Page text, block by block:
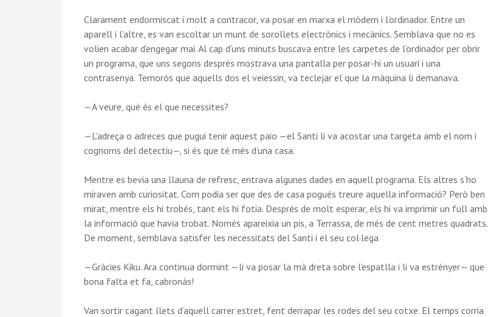
Clarament endormiscat i molt a contracor, va posar en marxa el mòdem i l’ordinador. Entre un
aparell i l’altre, es van escoltar un munt de sorollets electrònics i mecànics. Semblava que no es
volien acabar d’engegar mai. Al cap d’uns minuts buscava entre les carpetes de l’ordinador per obrir
un programa, que uns segons després mostrava una pantalla per posar-hi un usuari i una
contrasenya. Temorós que aquells dos el veiessin, va teclejar el que la màquina li demanava.
—A veure, què és el que necessites?
—L’adreça o adreces que pugui tenir aquest paio —el Santi li va acostar una targeta amb el nom i
cognoms del detectiu—, si és que té més d’una casa.
Mentre es bevia una llauna de refresc, entrava algunes dades en aquell programa. Els altres s’ho
miraven amb curiositat. Com podia ser que des de casa pogués treure aquella informació? Però ben
mirat, mentre els hi trobés, tant els hi fotia. Després de molt esperar, els hi va imprimir un full amb
la informació que havia trobat. Només apareixia un pis, a Terrassa, de més de cent metres quadrats.
De moment, semblava satisfer les necessitats del Santi i el seu col·lega
—Gràcies Kiku. Ara continua dormint —li va posar la mà dreta sobre l’espatlla i li va estrènyer— que
bona falta et fa, cabronàs!
Van sortir cagant llets d’aquell carrer estret, fent derrapar les rodes del seu cotxe. El temps corria